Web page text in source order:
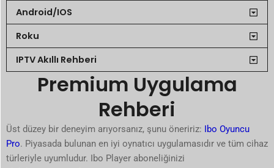
Android/IOS
Roku
IPTV Akıllı Rehberi
Premium Uygulama
Rehberi
Üst düzey bir deneyim arıyorsanız, şunu öneririz:
Ibo Oyuncu
Pro. Piyasada bulunan en iyi oynatıcı uygulamasıdır ve tüm cihaz
türleriyle uyumludur. Ibo Player aboneliğinizi